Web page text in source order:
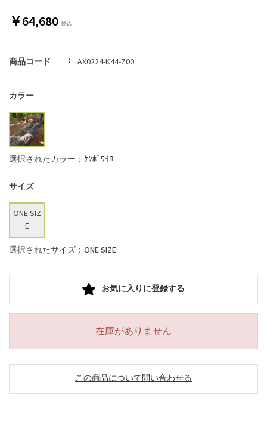
￥64,680
商品コード AX0224-K44-Z00
カラー
選択されたカラー：ｹﾝﾎﾟｳｲﾛ
サイズ
ONE SIZ
E
選択されたサイズ：ONE SIZE
お気に入りに登録する
在庫がありません
この商品について問い合わせる